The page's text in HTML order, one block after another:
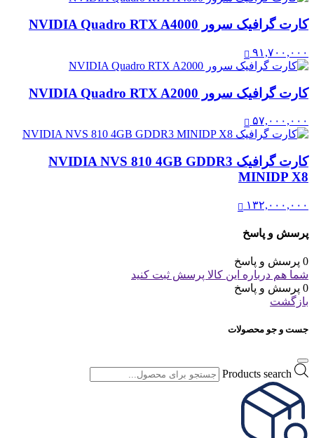
کارت گرافیک سرور NVIDIA Quadro RTX A4000
۹۱,۷۰۰,۰۰۰
کارت گرافیک سرور NVIDIA Quadro RTX A2000
۵۷,۰۰۰,۰۰۰
کارت گرافیک NVIDIA NVS 810 4GB GDDR3
MINIDP X8
۱۳۲,۰۰۰,۰۰۰
پرسش و پاسخ
0 پرسش و پاسخ
شما هم درباره این کالا پرسش ثبت کنید
0 پرسش و پاسخ
بازگشت
جست و جو محصولات
Products search